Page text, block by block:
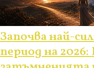
Започва най-
период на